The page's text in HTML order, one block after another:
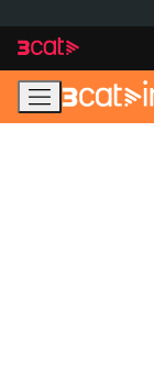
navegació
principal
contingut